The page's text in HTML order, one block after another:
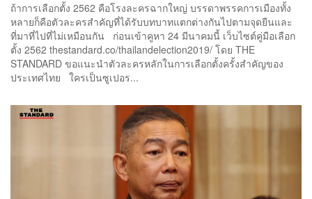
ถ้าการเลือกตั้ง 2562 คือโรงละครฉากใหญ่ บรรดาพรรคการเมืองทั้ง
หลายก็คือตัวละครสำคัญที่ได้รับบทบาทแตกต่างกันไปตามจุดยืนและ
ที่มาที่ไปที่ไม่เหมือนกัน ก่อนเข้าคูหา 24 มีนาคมนี้ เว็บไซต์คู่มือเลือก
ตั้ง 2562 thestandard.co/thailandelection2019/ โดย THE
STANDARD ขอแนะนำตัวละครหลักในการเลือกตั้งครั้งสำคัญของ
ประเทศไทย ใครเป็นซูเปอร...